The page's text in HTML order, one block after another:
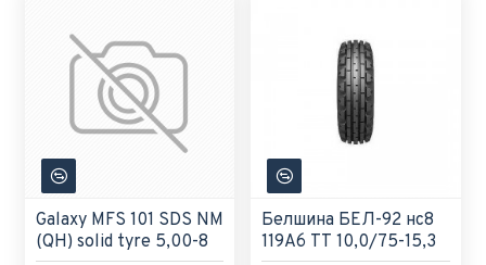
Galaxy MFS 101 SDS NM
(QH) solid tyre 5,00-8
Белшина БЕЛ-92 нс8
119А6 ТТ 10,0/75-15,3